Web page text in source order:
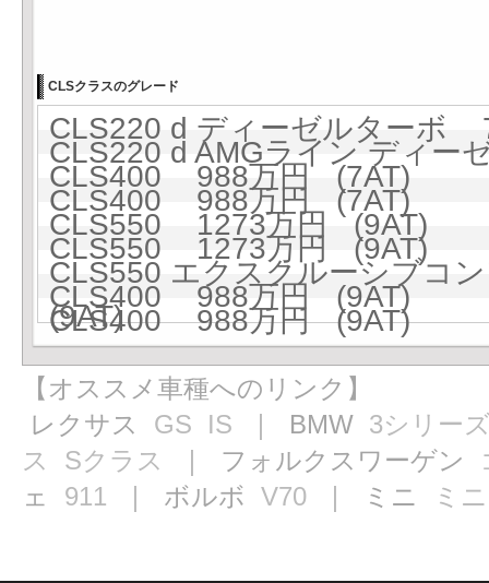
CLSクラスのグレード
CLS220 d ディーゼルターボ
CLS220 d AMGライン ディ
CLS400 988万円 (7AT)
CLS400 988万円 (7AT)
CLS550 1273万円 (9AT)
CLS550 1273万円 (9AT)
CLS550 エクスクルーシブ
(9AT)
CLS400 988万円 (9AT)
CLS400 988万円 (9AT)
【オススメ車種へのリンク】
レクサス GS IS ｜ BMW 3シリー
ス
Sクラス ｜ フォルクスワーゲン
ェ 911 ｜ ボルボ V70 ｜ ミニ ミニ